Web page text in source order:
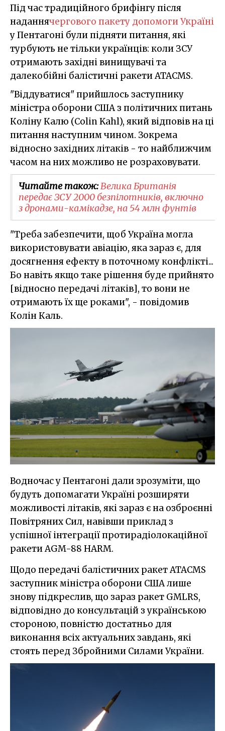
Під час традиційного брифінгу після
наданнячергового пакету допомоги Україні
у Пентагоні були підняти питання, які
турбують не тільки українців: коли ЗСУ
отримають західні винищувачі та
далекобійні балістичні ракети ATACMS.
"Віддуватися" прийшлось заступнику
міністра оборони США з політичних питань
Коліну Калю (Colin Kahl), який відповів на ці
питання наступним чином. Зокрема
відносно західних літаків - то найближчим
часом на них можливо не розраховувати.
Читайте також:Велика Британія
передає ЗСУ 2000 безпілотників, включно
з дронами-камікадзе, на 54 млн фунтів
"Треба забезпечити, щоб Україна могла
використовувати авіацію, яка зараз є, для
досягнення ефекту в поточному конфлікті...
Бо навіть якщо таке рішення буде прийнято
[відносно передачі літаків], то вони не
отримають їх ще роками", - повідомив
Колін Каль.
Водночас у Пентагоні дали зрозуміти, що
будуть допомагати Україні розширяти
можливості літаків, які зараз є на озброєнні
Повітряних Сил, навівши приклад з
успішної інтеграції протирадіолокаційної
ракети AGM-88 HARM.
Щодо передачі балістичних ракет ATACMS
заступник міністра оборони США лише
знову підкреслив, що зараз ракет GMLRS,
відповідно до консультацій з українською
стороною, повністю достатньо для
виконання всіх актуальних завдань, які
стоять перед Збройними Силами України.